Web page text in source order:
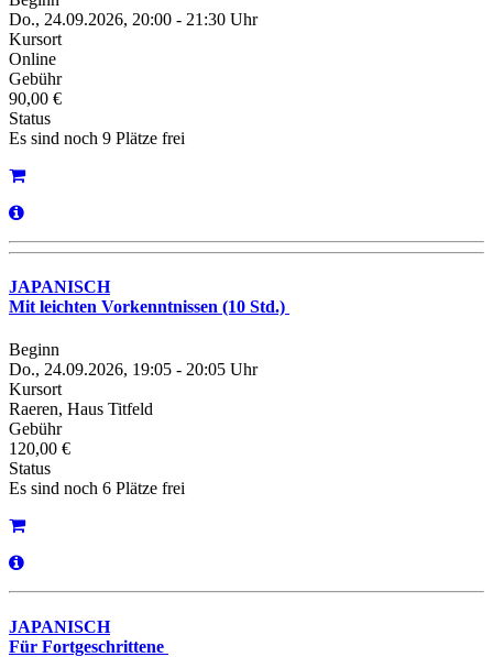
Do., 24.09.2026, 20:00 - 21:30 Uhr
Kursort
Online
Gebühr
90,00 €
Status
Es sind noch 9 Plätze frei
JAPANISCH
Mit leichten Vorkenntnissen (10 Std.)
Beginn
Do., 24.09.2026, 19:05 - 20:05 Uhr
Kursort
Raeren, Haus Titfeld
Gebühr
120,00 €
Status
Es sind noch 6 Plätze frei
JAPANISCH
Für Fortgeschrittene